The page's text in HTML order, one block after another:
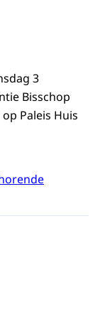
3
Bisschop
Paleis Huis